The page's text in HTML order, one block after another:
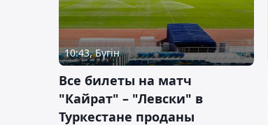
10:43, Бүгін
Все билеты на матч
"Кайрат" – "Левски" в
Туркестане проданы